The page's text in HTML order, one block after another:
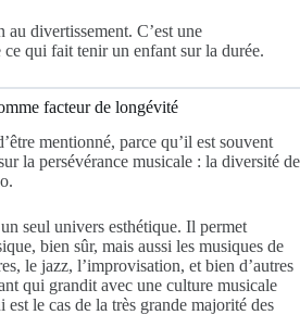
au divertissement. C’est une
qui fait tenir un enfant sur la durée.
facteur de longévité
mentionné, parce qu’il est souvent
la persévérance musicale : la diversité de
seul univers esthétique. Il permet
bien sûr, mais aussi les musiques de
le jazz, l’improvisation, et bien d’autres
qui grandit avec une culture musicale
le cas de la très grande majorité des